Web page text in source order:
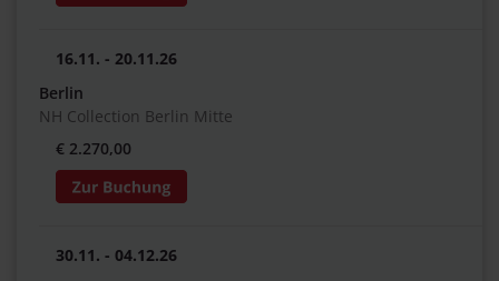
16.11. - 20.11.26
Berlin
NH Collection Berlin Mitte
€ 2.270,00
30.11. - 04.12.26